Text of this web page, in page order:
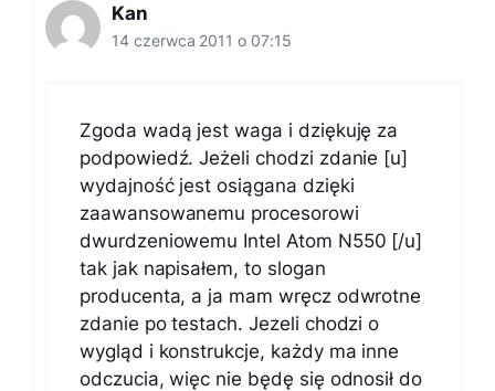
Kan
14 czerwca 2011 o 07:15
Zgoda wadą jest waga i dziękuję za
podpowiedź. Jeżeli chodzi zdanie [u]
wydajność jest osiągana dzięki
zaawansowanemu procesorowi
dwurdzeniowemu Intel Atom N550 [/u]
tak jak napisałem, to slogan
producenta, a ja mam wręcz odwrotne
zdanie po testach. Jezeli chodzi o
wygląd i konstrukcje, każdy ma inne
odczucia, więc nie będę się odnosił do